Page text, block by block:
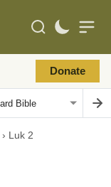
Donate
› Luk 2